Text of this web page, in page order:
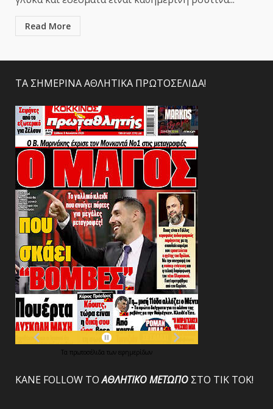
Read More
ΤΑ ΣΗΜΕΡΙΝΑ ΑΘΛΗΤΙΚΑ ΠΡΩΤΟΣΕΛΙΔΑ!
Τα πρωτοσέλιδα των εφημερίδων
ΚΑΝΕ FOLLOW ΤΟΑΘΛΗΤΙΚΟΜΕΤΩΠΟ ΣΤΟ ΤΙΚ ΤΟΚ!